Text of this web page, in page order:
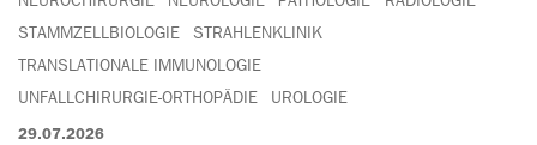
STAMMZELLBIOLOGIE
STRAHLENKLINIK
TRANSLATIONALE IMMUNOLOGIE
UNFALLCHIRURGIE-ORTHOPÄDIE
UROLOGIE
29.07.2026